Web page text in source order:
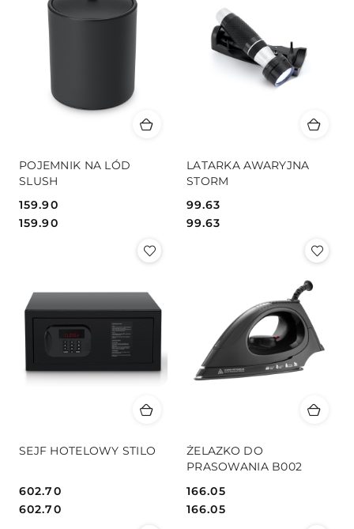
POJEMNIK NA LÓD
SLUSH
Cena:
159.90
Cena:
159.90
LATARKA AWARYJNA
STORM
Cena:
99.63
Cena:
99.63
SEJF HOTELOWY STILO
Cena:
602.70
Cena:
602.70
ŻELAZKO DO
PRASOWANIA B002
Cena:
166.05
Cena:
166.05